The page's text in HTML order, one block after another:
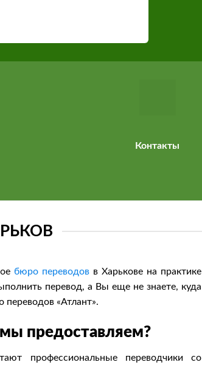
Контакты
бюро переводов в Харькове на практике
перевод, а Вы еще не знаете, куда
«Атлант».
предоставляем?
профессиональные переводчики со